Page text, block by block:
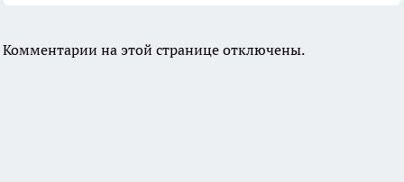
Комментарии на этой странице отключены.